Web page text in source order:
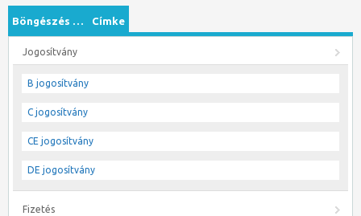
Böngészés … Címke
Jogosítvány
B jogosítvány
C jogosítvány
CE jogosítvány
DE jogosítvány
Fizetés